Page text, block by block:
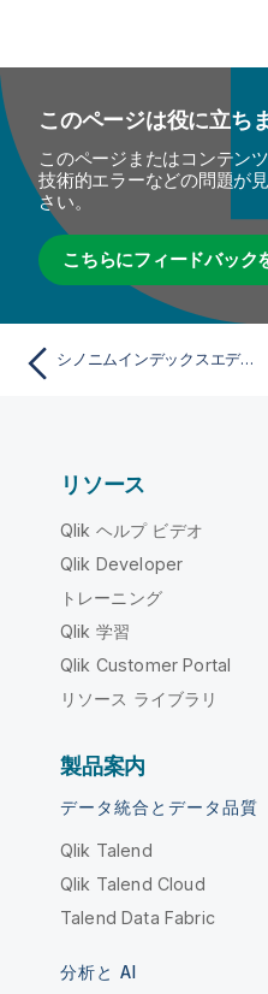
このページは役に立ち
このページまたはコンテン
技術的エラーなどの問題が
さい。
こちらにフィードバック
シノニムインデックスエディターでドキュメントを管理する
リソース
Qlik ヘルプ ビデオ
Qlik Developer
トレーニング
Qlik 学習
Qlik Customer Portal
リソース ライブラリ
製品案内
データ統合とデータ品質
Qlik Talend
Qlik Talend Cloud
Talend Data Fabric
分析と AI